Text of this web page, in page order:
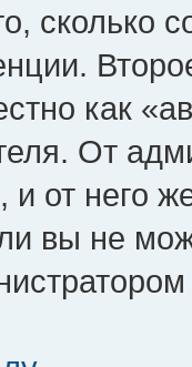
сколько
как
От
и от него
вы не